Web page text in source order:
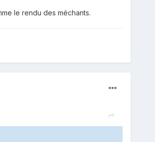
le rendu des méchants.